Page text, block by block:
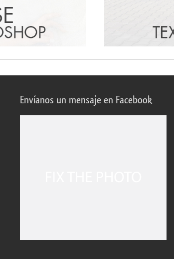
Envíanos un mensaje en Facebook